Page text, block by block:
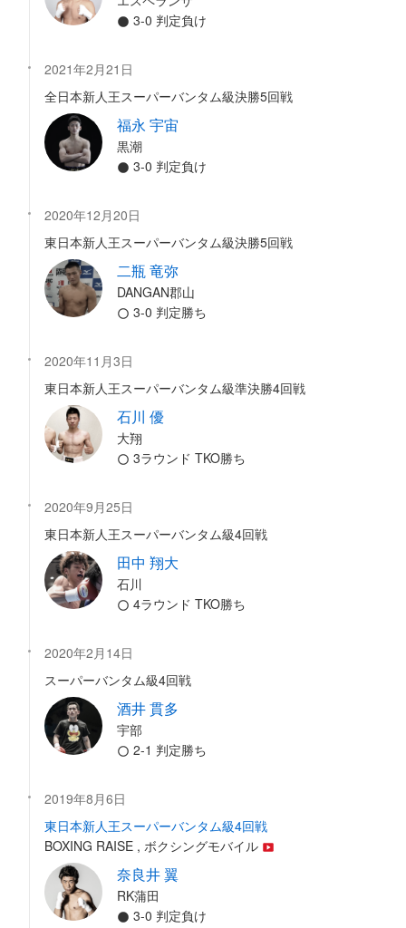
3-0 判定負け
2021年2月21日
全日本新人王スーパーバンタム級決勝5回戦
福永 宇宙
黒潮
3-0 判定負け
2020年12月20日
東日本新人王スーパーバンタム級決勝5回戦
二瓶 竜弥
DANGAN郡山
3-0 判定勝ち
2020年11月3日
東日本新人王スーパーバンタム級準決勝4回戦
石川 優
大翔
3ラウンド TKO勝ち
2020年9月25日
東日本新人王スーパーバンタム級4回戦
田中 翔大
石川
4ラウンド TKO勝ち
2020年2月14日
スーパーバンタム級4回戦
酒井 貫多
宇部
2-1 判定勝ち
2019年8月6日
東日本新人王スーパーバンタム級4回戦
BOXING RAISE , ボクシングモバイル
奈良井 翼
RK蒲田
3-0 判定負け